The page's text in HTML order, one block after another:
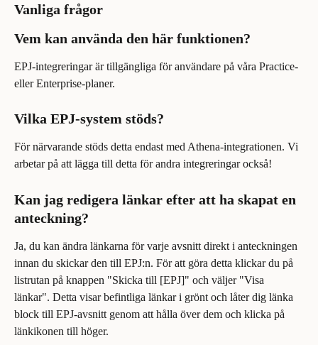
Vanliga frågor
Vem kan använda den här funktionen?
EPJ-integreringar är tillgängliga för användare på våra Practice-
eller Enterprise-planer.
Vilka EPJ-system stöds?
För närvarande stöds detta endast med Athena-integrationen. Vi
arbetar på att lägga till detta för andra integreringar också!
Kan jag redigera länkar efter att ha skapat en
anteckning?
Ja, du kan ändra länkarna för varje avsnitt direkt i anteckningen
innan du skickar den till EPJ:n. För att göra detta klickar du på
listrutan på knappen "Skicka till [EPJ]" och väljer "Visa
länkar". Detta visar befintliga länkar i grönt och låter dig länka
block till EPJ-avsnitt genom att hålla över dem och klicka på
länkikonen till höger.